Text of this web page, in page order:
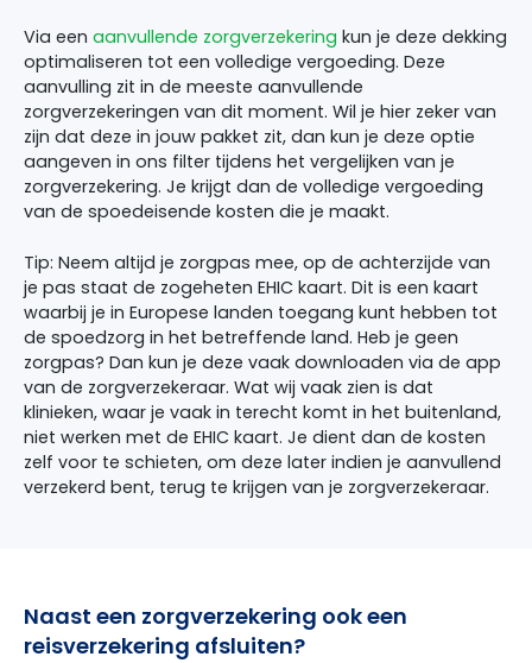
Via een aanvullende zorgverzekering kun je deze dekking
optimaliseren tot een volledige vergoeding. Deze
aanvulling zit in de meeste aanvullende
zorgverzekeringen van dit moment. Wil je hier zeker van
zijn dat deze in jouw pakket zit, dan kun je deze optie
aangeven in ons filter tijdens het vergelijken van je
zorgverzekering. Je krijgt dan de volledige vergoeding
van de spoedeisende kosten die je maakt.
Tip: Neem altijd je zorgpas mee, op de achterzijde van
je pas staat de zogeheten EHIC kaart. Dit is een kaart
waarbij je in Europese landen toegang kunt hebben tot
de spoedzorg in het betreffende land. Heb je geen
zorgpas? Dan kun je deze vaak downloaden via de app
van de zorgverzekeraar. Wat wij vaak zien is dat
klinieken, waar je vaak in terecht komt in het buitenland,
niet werken met de EHIC kaart. Je dient dan de kosten
zelf voor te schieten, om deze later indien je aanvullend
verzekerd bent, terug te krijgen van je zorgverzekeraar.
Naast een zorgverzekering ook een
reisverzekering afsluiten?